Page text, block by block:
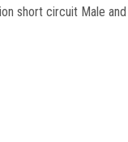
short circuit Male